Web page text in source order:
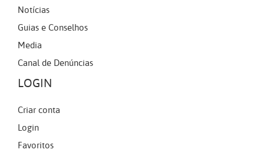
Notícias
Guias e Conselhos
Media
Canal de Denúncias
LOGIN
Criar conta
Login
Favoritos